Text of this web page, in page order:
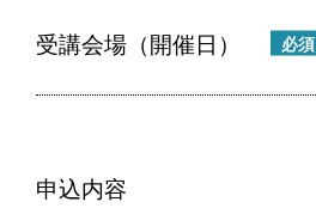
受講会場（開催日） 必須
申込内容